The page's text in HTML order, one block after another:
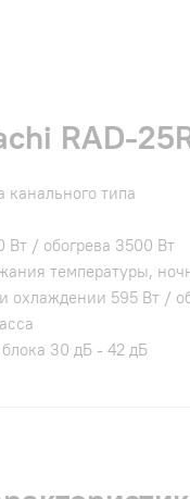
RAD-
канального типа
/ обогрева 3500 Вт
температуры,
охлаждении 595 Вт /
30 дБ - 42 дБ